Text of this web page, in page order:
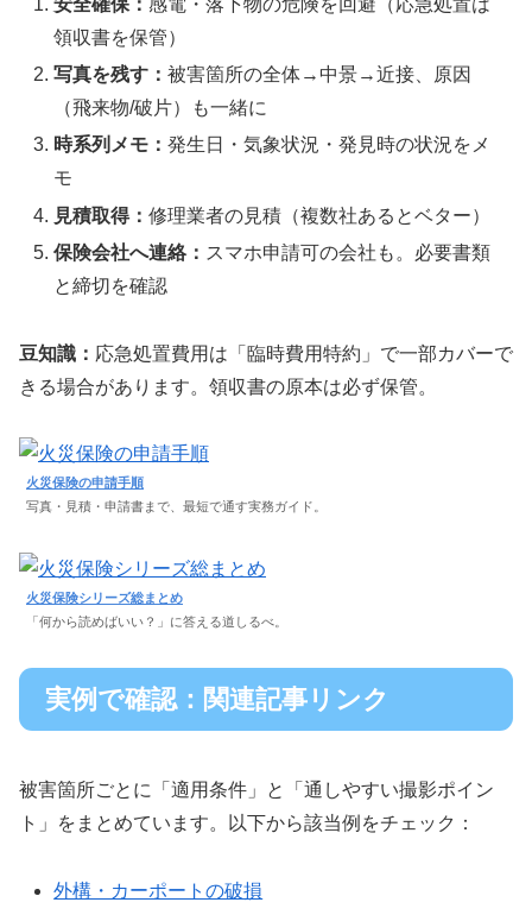
安全確保：感電・落下物の危険を回避（応急処置は
領収書を保管）
写真を残す：被害箇所の全体→中景→近接、原因
（飛来物/破片）も一緒に
時系列メモ：発生日・気象状況・発見時の状況をメ
モ
見積取得：修理業者の見積（複数社あるとベター）
保険会社へ連絡： スマホ申請可の会社も。必要書類
と締切を確認
豆知識： 応急処置費用は「臨時費用特約」で一部カバーで
きる場合があります。領収書の原本は必ず保管。
火災保険の申請手順
写真・見積・申請書まで、最短で通す実務ガイド。
火災保険シリーズ総まとめ
「何から読めばいい？」に答える道しるべ。
実例で確認：関連記事リンク
被害箇所ごとに「適用条件」と「通しやすい撮影ポイン
ト」をまとめています。以下から該当例をチェック：
外構・カーポートの破損